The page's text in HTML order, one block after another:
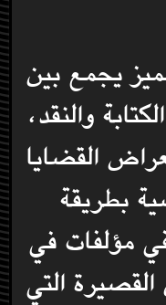
يجمع بين
والنقد،
القضايا
بطريقة
مؤلفات في
التي